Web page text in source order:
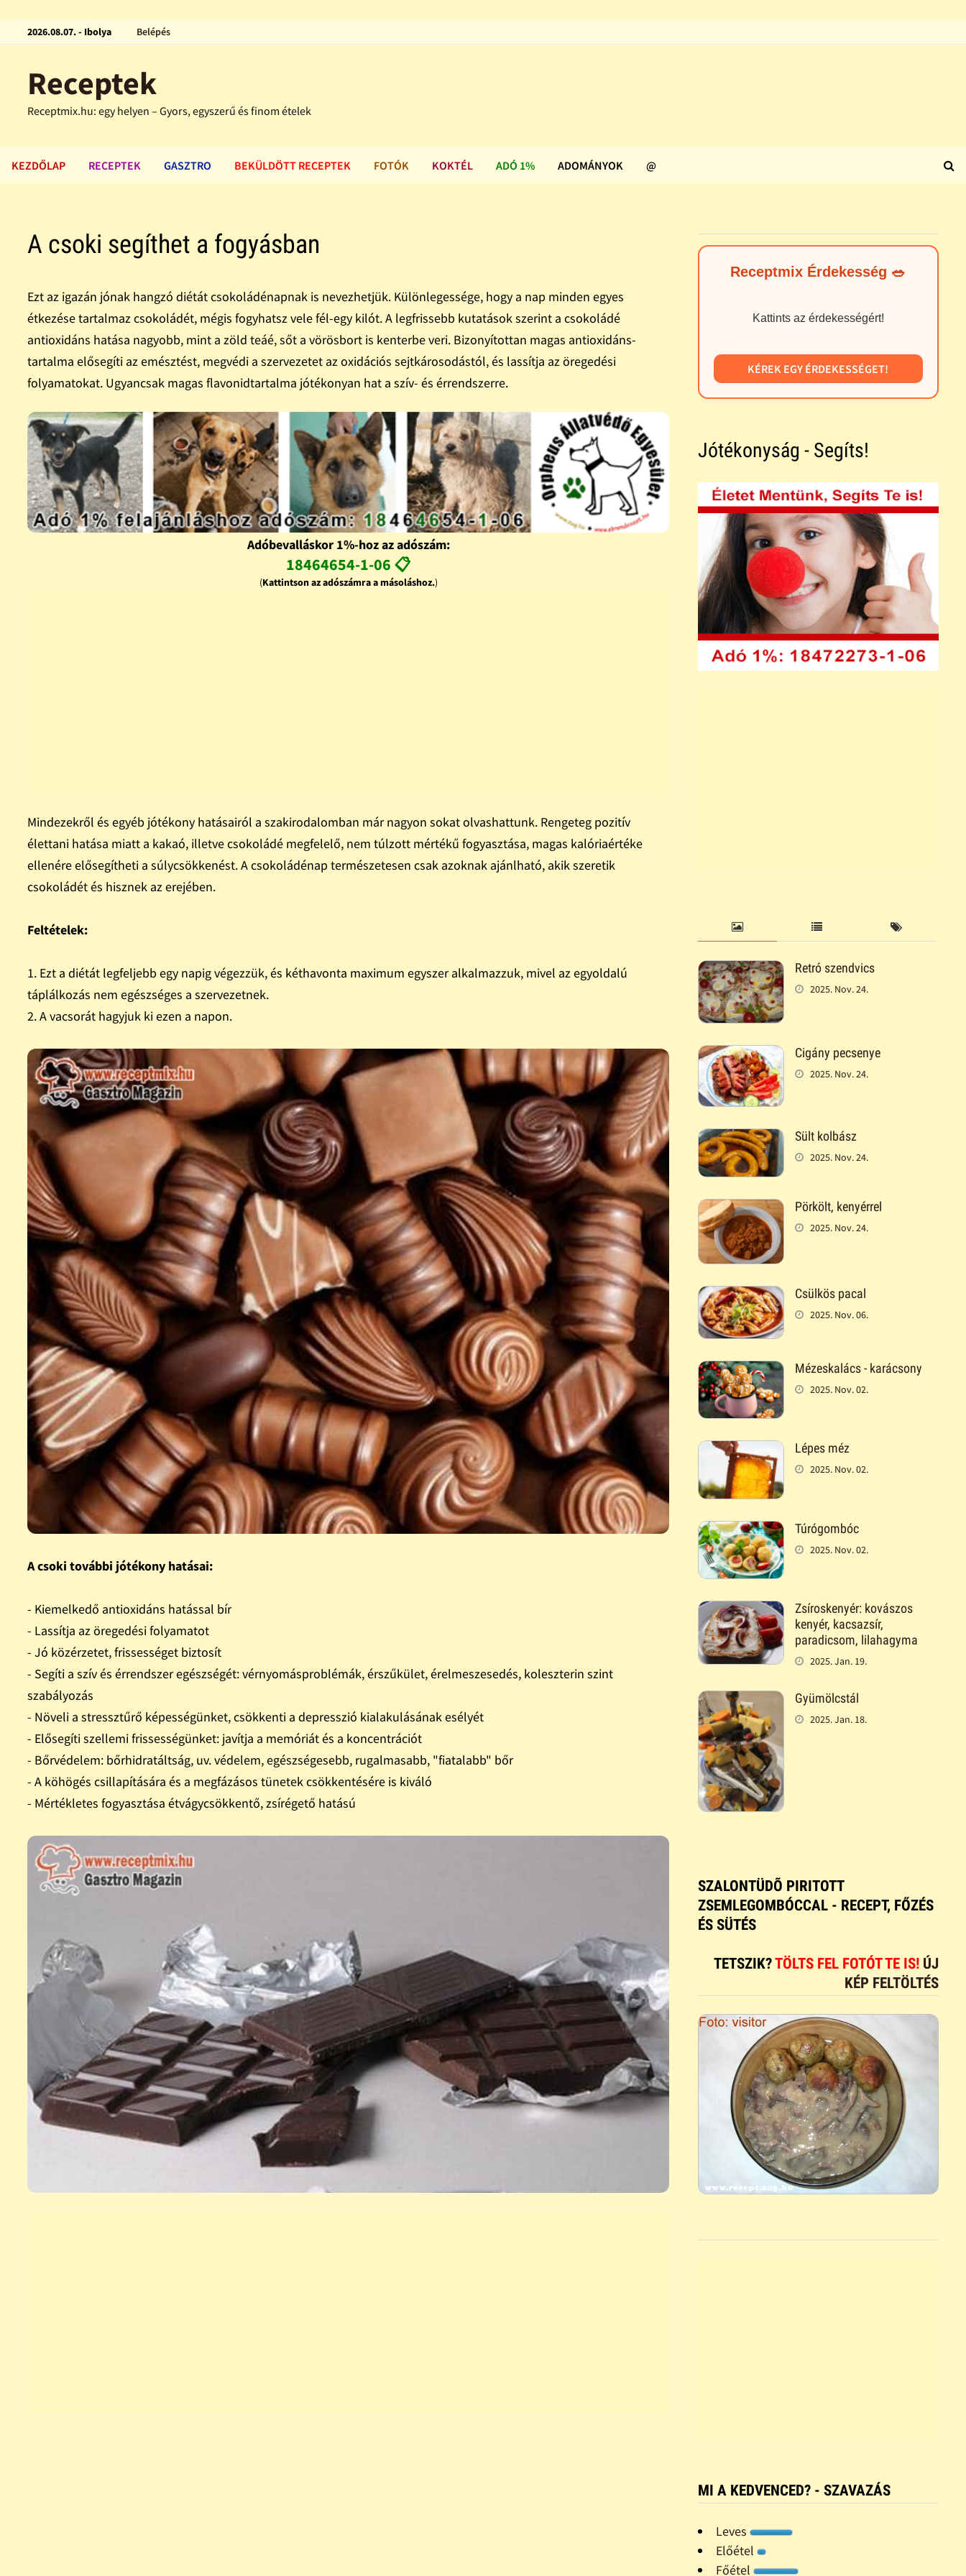
2026.08.07. - Ibolya Belépés
Receptek
Receptmix.hu: egy helyen – Gyors, egyszerű és finom ételek
KEZDŐLAP RECEPTEK GASZTRO BEKÜLDÖTT RECEPTEK FOTÓK KOKTÉL ADÓ 1% ADOMÁNYOK @
A csoki segíthet a fogyásban
Ezt az igazán jónak hangzó diétát csokoládénapnak is nevezhetjük. Különlegessége, hogy a nap minden egyes
étkezése tartalmaz csokoládét, mégis fogyhatsz vele fél-egy kilót. A legfrissebb kutatások szerint a csokoládé
antioxidáns hatása nagyobb, mint a zöld teáé, sőt a vörösbort is kenterbe veri. Bizonyítottan magas antioxidáns-
tartalma elősegíti az emésztést, megvédi a szervezetet az oxidációs sejtkárosodástól, és lassítja az öregedési
folyamatokat. Ugyancsak magas flavonidtartalma jótékonyan hat a szív- és érrendszerre.
Adóbevalláskor 1%-hoz az adószám:
18464654-1-06 📋
(Kattintson az adószámra a másoláshoz.)
Mindezekről és egyéb jótékony hatásairól a szakirodalomban már nagyon sokat olvashattunk. Rengeteg pozitív
élettani hatása miatt a kakaó, illetve csokoládé megfelelő, nem túlzott mértékű fogyasztása, magas kalóriaértéke
ellenére elősegítheti a súlycsökkenést. A csokoládénap természetesen csak azoknak ajánlható, akik szeretik
csokoládét és hisznek az erejében.
Feltételek:
1. Ezt a diétát legfeljebb egy napig végezzük, és kéthavonta maximum egyszer alkalmazzuk, mivel az egyoldalú
táplálkozás nem egészséges a szervezetnek.
2. A vacsorát hagyjuk ki ezen a napon.
A csoki további jótékony hatásai:
- Kiemelkedő antioxidáns hatással bír
- Lassítja az öregedési folyamatot
- Jó közérzetet, frissességet biztosít
- Segíti a szív és érrendszer egészségét: vérnyomásproblémák, érszűkület, érelmeszesedés, koleszterin szint
szabályozás
- Növeli a stressztűrő képességünket, csökkenti a depresszió kialakulásának esélyét
- Elősegíti szellemi frissességünket: javítja a memóriát és a koncentrációt
- Bőrvédelem: bőrhidratáltság, uv. védelem, egészségesebb, rugalmasabb, "fiatalabb" bőr
- A köhögés csillapítására és a megfázásos tünetek csökkentésére is kiváló
- Mértékletes fogyasztása étvágycsökkentő, zsírégető hatású
Receptmix Érdekesség 🥗
Kattints az érdekességért!
KÉREK EGY ÉRDEKESSÉGET!
Jótékonyság - Segíts!
Retró szendvics
2025. Nov. 24.
Cigány pecsenye
2025. Nov. 24.
Sült kolbász
2025. Nov. 24.
Pörkölt, kenyérrel
2025. Nov. 24.
Csülkös pacal
2025. Nov. 06.
Mézeskalács - karácsony
2025. Nov. 02.
Lépes méz
2025. Nov. 02.
Túrógombóc
2025. Nov. 02.
Zsíroskenyér: kovászos
kenyér, kacsazsír,
paradicsom, lilahagyma
2025. Jan. 19.
Gyümölcstál
2025. Jan. 18.
SZALONTÜDÕ PIRITOTT
ZSEMLEGOMBÓCCAL - RECEPT, FŐZÉS
ÉS SÜTÉS
TETSZIK?TÖLTS FEL FOTÓT TE IS! ÚJ
KÉP FELTÖLTÉS
MI A KEDVENCED? - SZAVAZÁS
Leves
Előétel
Főétel